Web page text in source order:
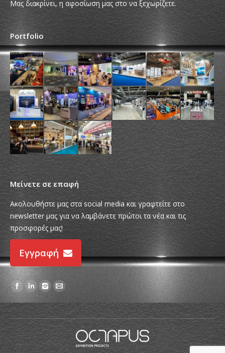
Μας διακρίνει, η αφοσίωση μας στο να ξεχωρίζετε.
Portfolio
Μείνετε σε επαφή
Ακολουθήστε μας στα social media και γραφτείτε στο
newsletter μας για να λαμβάνετε πρώτοι τα νέα και τις
προσφορές μας!
Εγγραφή
Find us on: